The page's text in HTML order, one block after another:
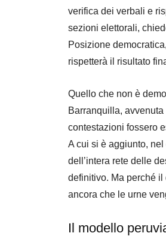
verifica dei verbali e
sezioni elettorali,
Posizione
rispetterà il risultato
Quello che non è
Barranquilla,
contestazioni fossero
A cui si è aggiunto,
dell’intera rete delle
definitivo. Ma perché
ancora che le urne
Il modello